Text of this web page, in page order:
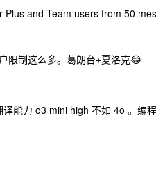
and Team users from 50
限制这么多。葛朗台+夏洛克😂
能力 o3 mini high 不如 4o 。编